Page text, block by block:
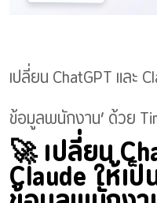
เปลี่ยน ChatGPT และ
ข้อมูลพนักงาน’ ด้วย
🚀 เปลี่ยน
Claude ให้เ